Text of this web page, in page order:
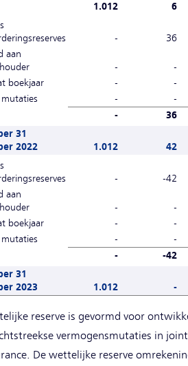
1.012 6
- 36
aan
- -
boekjaar
- -
- -
-
36
31
2022
1.012 42
- -42
aan
- -
boekjaar
- -
- -
-
-42
31
2023
1.012 -
reserve is gevormd voor
vermogensmutaties in
De wettelijke reserve